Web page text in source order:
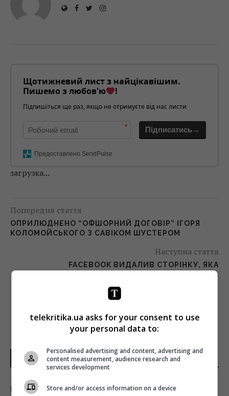
Щотижневий лист з найцікавішим.
Пишемо з любов'ю
!
Підпишіться ще раз, якщо не отримуєте від нас листи
* Підписатись→
Предоставлено SendPulse
загрузка...
Попередня стаття
ОПРИЛЮДНЕНО “ОФШОРНИЙ ДОГОВІР” ІГОРЯ
КОЛОМОЙСЬКОГО З САВІКОМ ШУСТЕРОМ
Наступна стаття
FACEBOOK ВИДАЛИВ СТОРІНКУ, ЯКА
АГІТУВАЛА ЗА ТРАМПА
НОВИНИ УКРАЇНИ І СВІТУ
Після аномальної спеки: які сюрпризи готує
telekritika.ua asks for your consent to use
your personal data to:
Personalised advertising and content, advertising and
content measurement, audience research and
services development
Store and/or access information on a device